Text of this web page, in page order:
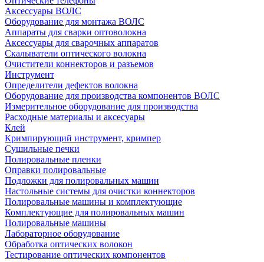
Аксессуары ВОЛС
Оборудование для монтажа ВОЛС
Аппараты для сварки оптоволокна
Аксессуары для сварочных аппаратов
Скалыватели оптического волокна
Очистители коннекторов и разъемов
Инструмент
Определители дефектов волокна
Оборудование для производства компонентов ВОЛС
Измерительное оборудование для производства
Расходные материалы и аксесуары
Клей
Кримпирующий инструмент, кримпер
Сушильные печки
Полировальные пленки
Оправки полировальные
Подложки для полировальных машин
Настольные системы для очистки коннекторов
Полировальные машины и комплектующие
Комплектующие для полировальных машин
Полировальные машины
Лабораторное оборудование
Обработка оптических волокон
Тестирование оптических компонентов